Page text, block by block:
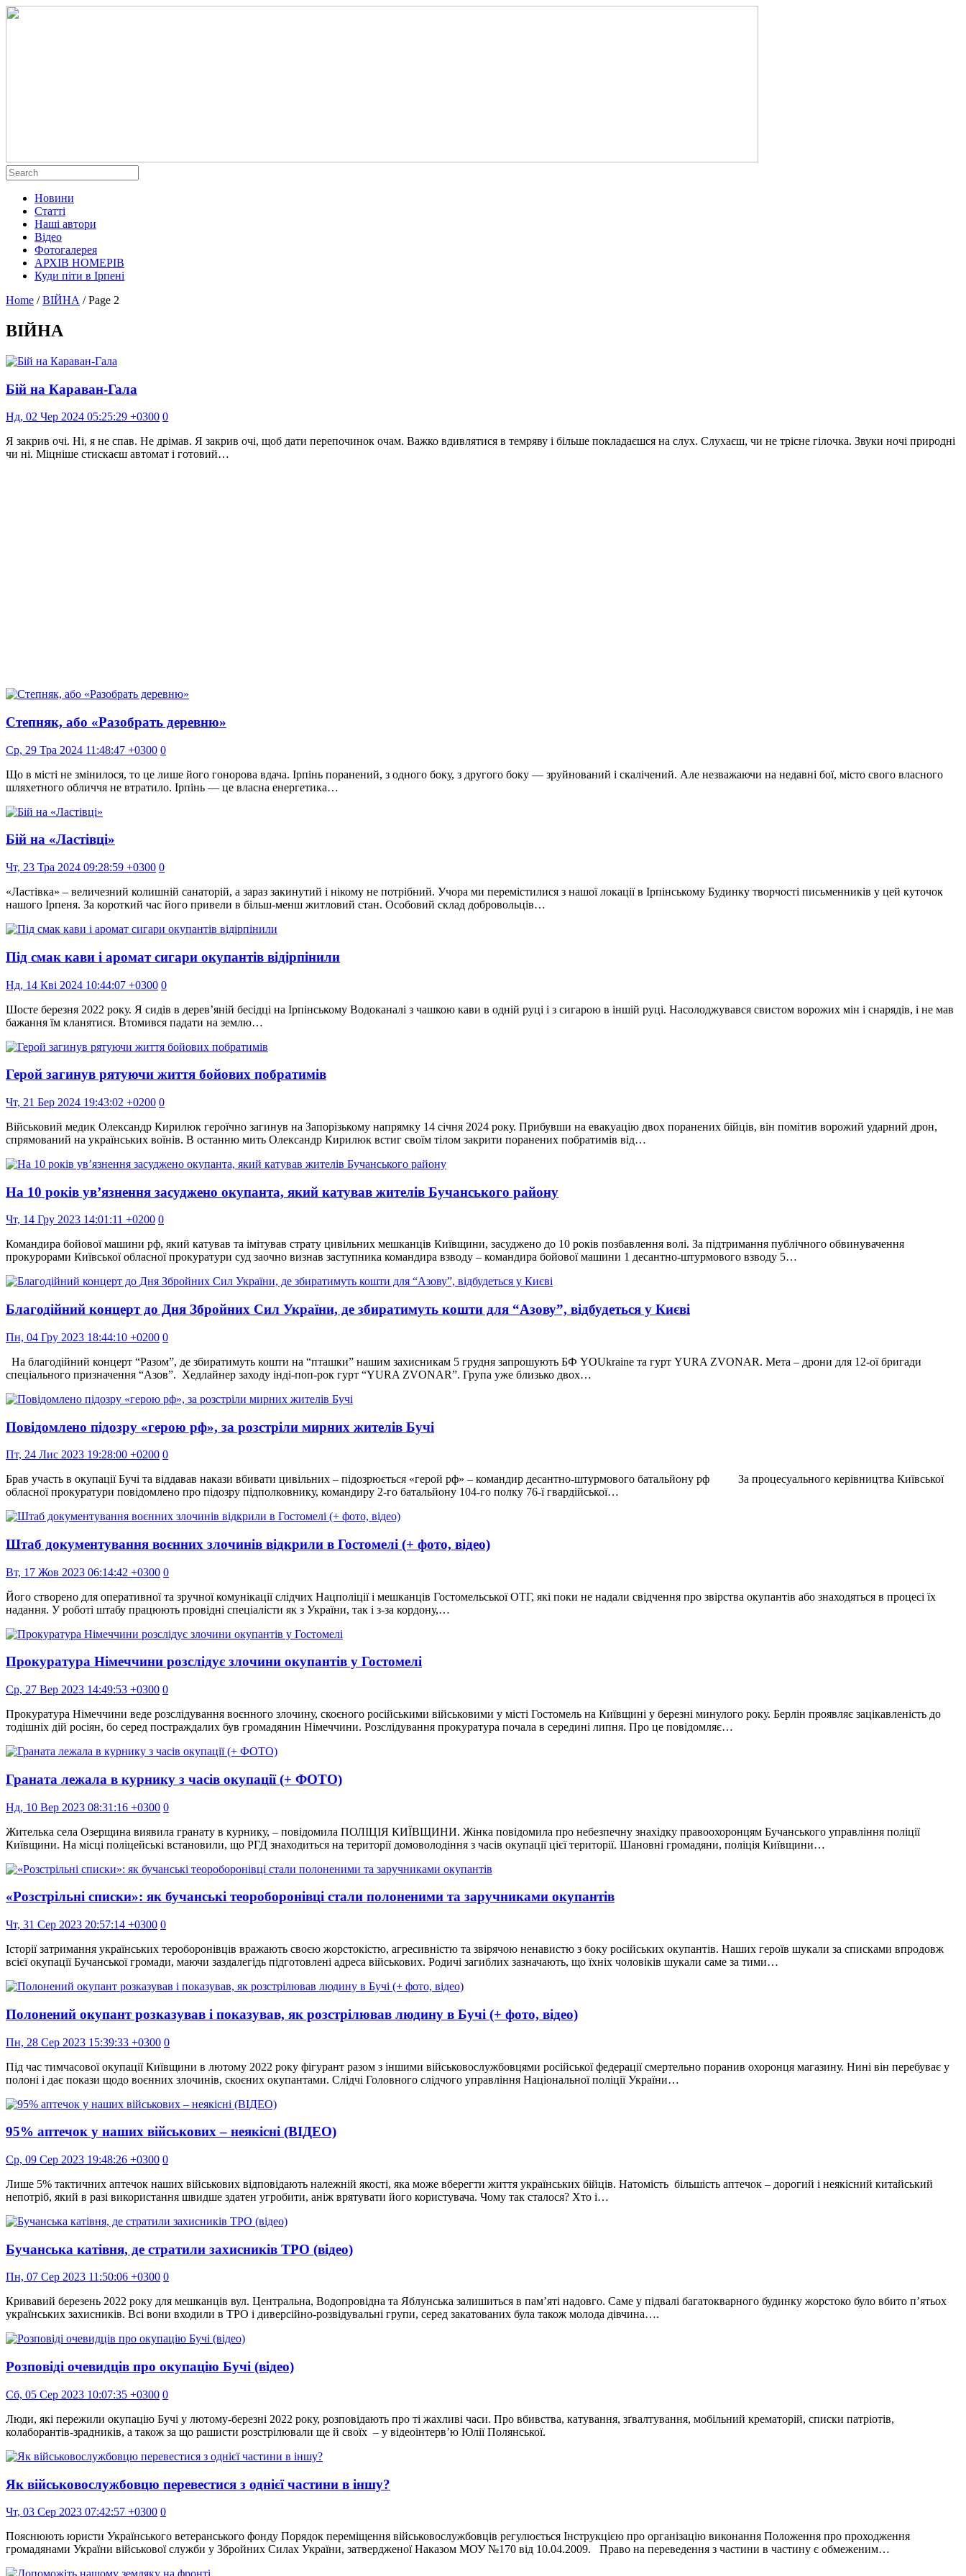
Новини
Статті
Наші автори
Відео
Фотогалерея
АРХІВ НОМЕРІВ
Куди піти в Ірпені
Home / ВІЙНА / Page 2
ВІЙНА
Бій на Караван-Гала
Нд, 02 Чер 2024 05:25:29 +0300 0
Я закрив очі. Ні, я не спав. Не дрімав. Я закрив очі, щоб дати перепочинок очам. Важко вдивлятися в темряву і більше покладаєшся на слух. Слухаєш, чи не трісне гілочка. Звуки ночі природні
чи ні. Міцніше стискаєш автомат і готовий…
Степняк, або «Разобрать деревню»
Ср, 29 Тра 2024 11:48:47 +0300 0
Що в місті не змінилося, то це лише його гонорова вдача. Ірпінь поранений, з одного боку, з другого боку — зруйнований і скалічений. Але незважаючи на недавні бої, місто свого власного
шляхетного обличчя не втратило. Ірпінь — це власна енергетика…
Бій на «Ластівці»
Чт, 23 Тра 2024 09:28:59 +0300 0
«Ластівка» – величезний колишній санаторій, а зараз закинутий і нікому не потрібний. Учора ми перемістилися з нашої локації в Ірпінському Будинку творчості письменників у цей куточок
нашого Ірпеня. За короткий час його привели в більш-менш житловий стан. Особовий склад добровольців…
Під смак кави і аромат сигари окупантів відірпінили
Нд, 14 Кві 2024 10:44:07 +0300 0
Шосте березня 2022 року. Я сидів в дерев’яній бесідці на Ірпінському Водоканалі з чашкою кави в одній руці і з сигарою в іншій руці. Насолоджувався свистом ворожих мін і снарядів, і не мав
бажання їм кланятися. Втомився падати на землю…
Герой загинув рятуючи життя бойових побратимів
Чт, 21 Бер 2024 19:43:02 +0200 0
Військовий медик Олександр Кирилюк героїчно загинув на Запорізькому напрямку 14 січня 2024 року. Прибувши на евакуацію двох поранених бійців, він помітив ворожий ударний дрон,
спрямований на українських воїнів. В останню мить Олександр Кирилюк встиг своїм тілом закрити поранених побратимів від…
На 10 років ув’язнення засуджено окупанта, який катував жителів Бучанського району
Чт, 14 Гру 2023 14:01:11 +0200 0
Командира бойової машини рф, який катував та імітував страту цивільних мешканців Київщини, засуджено до 10 років позбавлення волі. За підтримання публічного обвинувачення
прокурорами Київської обласної прокуратури суд заочно визнав заступника командира взводу – командира бойової машини 1 десантно-штурмового взводу 5…
Благодійний концерт до Дня Збройних Сил України, де збиратимуть кошти для “Азову”, відбудеться у Києві
Пн, 04 Гру 2023 18:44:10 +0200 0
На благодійний концерт “Разом”, де збиратимуть кошти на “пташки” нашим захисникам 5 грудня запрошують БФ YOUkraine та гурт YURA ZVONAR. Мета – дрони для 12-ої бригади
спеціального призначення “Азов”. Хедлайнер заходу інді-поп-рок гурт “YURA ZVONAR”. Група уже близько двох…
Повідомлено підозру «герою рф», за розстріли мирних жителів Бучі
Пт, 24 Лис 2023 19:28:00 +0200 0
Брав участь в окупації Бучі та віддавав накази вбивати цивільних – підозрюється «герой рф» – командир десантно-штурмового батальйону рф За процесуального керівництва Київської
обласної прокуратури повідомлено про підозру підполковнику, командиру 2-го батальйону 104-го полку 76-ї гвардійської…
Штаб документування воєнних злочинів відкрили в Гостомелі (+ фото, відео)
Вт, 17 Жов 2023 06:14:42 +0300 0
Його створено для оперативної та зручної комунікації слідчих Нацполіції і мешканців Гостомельської ОТГ, які поки не надали свідчення про звірства окупантів або знаходяться в процесі їх
надання. У роботі штабу працюють провідні спеціалісти як з України, так і з-за кордону,…
Прокуратура Німеччини розслідує злочини окупантів у Гостомелі
Ср, 27 Вер 2023 14:49:53 +0300 0
Прокуратура Німеччини веде розслідування воєнного злочину, скоєного російськими військовими у місті Гостомель на Київщині у березні минулого року. Берлін проявляє зацікавленість до
тодішніх дій росіян, бо серед постраждалих був громадянин Німеччини. Розслідування прокуратура почала в середині липня. Про це повідомляє…
Граната лежала в курнику з часів окупації (+ ФОТО)
Нд, 10 Вер 2023 08:31:16 +0300 0
Жителька села Озерщина виявила гранату в курнику, – повідомила ПОЛІЦІЯ КИЇВЩИНИ. Жінка повідомила про небезпечну знахідку правоохоронцям Бучанського управління поліції
Київщини. На місці поліцейські встановили, що РГД знаходиться на території домоволодіння з часів окупації цієї території. Шановні громадяни, поліція Київщини…
«Розстрільні списки»: як бучанські теороборонівці стали полоненими та заручниками окупантів
Чт, 31 Сер 2023 20:57:14 +0300 0
Історії затримання українських тероборонівців вражають своєю жорстокістю, агресивністю та звірячою ненавистю з боку російських окупантів. Наших героїв шукали за списками впродовж
всієї окупації Бучанської громади, маючи заздалегідь підготовлені адреса військових. Родичі загиблих зазначають, що їхніх чоловіків шукали саме за тими…
Полонений окупант розказував і показував, як розстрілював людину в Бучі (+ фото, відео)
Пн, 28 Сер 2023 15:39:33 +0300 0
Під час тимчасової окупації Київщини в лютому 2022 року фігурант разом з іншими військовослужбовцями російської федерації смертельно поранив охоронця магазину. Нині він перебуває у
полоні і дає покази щодо воєнних злочинів, скоєних окупантами. Слідчі Головного слідчого управління Національної поліції України…
95% аптечок у наших військових – неякісні (ВІДЕО)
Ср, 09 Сер 2023 19:48:26 +0300 0
Лише 5% тактичних аптечок наших військових відповідають належній якості, яка може вберегти життя українських бійців. Натомість більшість аптечок – дорогий і неякісний китайський
непотріб, який в разі використання швидше здатен угробити, аніж врятувати його користувача. Чому так сталося? Хто і…
Бучанська катівня, де стратили захисників ТРО (відео)
Пн, 07 Сер 2023 11:50:06 +0300 0
Кривавий березень 2022 року для мешканців вул. Центральна, Водопровідна та Яблунська залишиться в пам’яті надовго. Саме у підвалі багатокварного будинку жорстоко було вбито п’ятьох
українських захисників. Всі вони входили в ТРО і диверсійно-розвідувальні групи, серед закатованих була також молода дівчина….
Розповіді очевидців про окупацію Бучі (відео)
Сб, 05 Сер 2023 10:07:35 +0300 0
Люди, які пережили окупацію Бучі у лютому-березні 2022 року, розповідають про ті жахливі часи. Про вбивства, катування, зґвалтування, мобільний крематорій, списки патріотів,
колаборантів-зрадників, а також за що рашисти розстрілювали ще й своїх – у відеоінтерв’ю Юлії Полянської.
Як військовослужбовцю перевестися з однієї частини в іншу?
Чт, 03 Сер 2023 07:42:57 +0300 0
Пояснюють юристи Українського ветеранського фонду Порядок переміщення військовослужбовців регулюється Інструкцією про організацію виконання Положення про проходження
громадянами України військової служби у Збройних Силах України, затвердженої Наказом МОУ №170 від 10.04.2009. Право на переведення з частини в частину є обмеженим…